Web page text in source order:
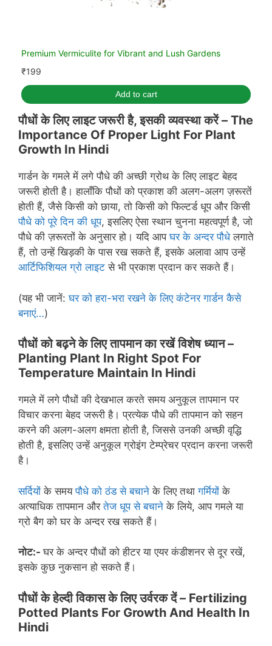
Premium Vermiculite for Vibrant and Lush Gardens
₹199
Add to cart
पौधों के लिए लाइट जरूरी है, इसकी व्यवस्था करें – The
Importance Of Proper Light For Plant
Growth In Hindi
गार्डन के गमले में लगे पौधे की अच्छी ग्रोथ के लिए लाइट बेहद
जरूरी होती है। हालाँकि पौधों को प्रकाश की अलग-अलग ज़रूरतें
होती हैं, जैसे किसी को छाया, तो किसी को फिल्टर्ड धूप और किसी
पौधे को पूरे दिन की धूप, इसलिए ऐसा स्थान चुनना महत्वपूर्ण है, जो
पौधे की ज़रूरतों के अनुसार हो। यदि आपघर के अन्दर पौधेलगाते
हैं, तो उन्हें खिड़की के पास रख सकते हैं, इसके अलावा आप उन्हें
आर्टिफिशियल ग्रो लाइट से भी प्रकाश प्रदान कर सकते हैं।
(यह भी जानें: घर को हरा-भरा रखने के लिए कंटेनर गार्डन कैसे
बनाएं…)
पौधों को बढ़ने के लिए तापमान का रखें विशेष ध्यान –
Planting Plant In Right Spot For
Temperature Maintain In Hindi
गमले में लगे पौधों की देखभाल करते समय अनुकूल तापमान पर
विचार करना बेहद जरूरी है। प्रत्येक पौधे की तापमान को सहन
करने की अलग-अलग क्षमता होती है, जिससे उनकी अच्छी वृद्धि
होती है, इसलिए उन्हें अनुकूल ग्रोइंग टेम्प्रेचर प्रदान करना जरूरी
है।
सर्दियों के समयपौधे को ठंड से बचाने के लिए तथागर्मियों के
अत्याधिक तापमान औरतेज धूप से बचाने के लिये, आप गमले या
ग्रो बैग को घर के अन्दर रख सकते हैं।
नोट:-घर के अन्दर पौधों को हीटर या एयर कंडीशनर से दूर रखें,
इसके कुछ नुकसान हो सकते हैं।
पौधों केहेल्दीविकास के लिए उर्वरक दें – Fertilizing
Potted Plants For Growth And Health In
Hindi